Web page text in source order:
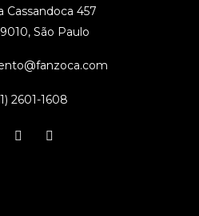
Cassandoca 457
São Paulo
2601-1608